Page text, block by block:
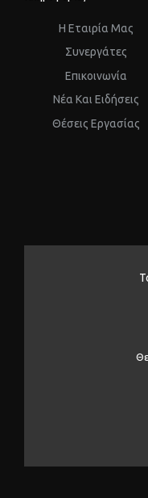
Η Εταιρία Μας
Συνεργάτες
Επικοινωνία
Νέα Και Ειδήσεις
Θέσεις Εργασίας